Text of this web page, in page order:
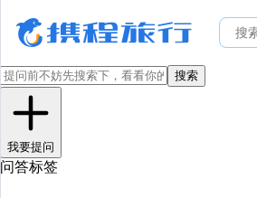
搜索
我要提问
问答标签